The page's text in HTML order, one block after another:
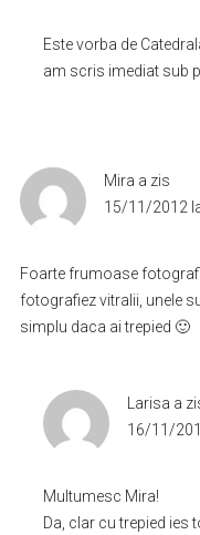
Este vorba de
am scris imediat sub
Mira a zis
15/11/2012
Foarte frumoase
fotografiez vitralii, unele
simplu daca ai trepied 🙂
Larisa a
16/11/
Multumesc Mira!
Da, clar cu trepied ies